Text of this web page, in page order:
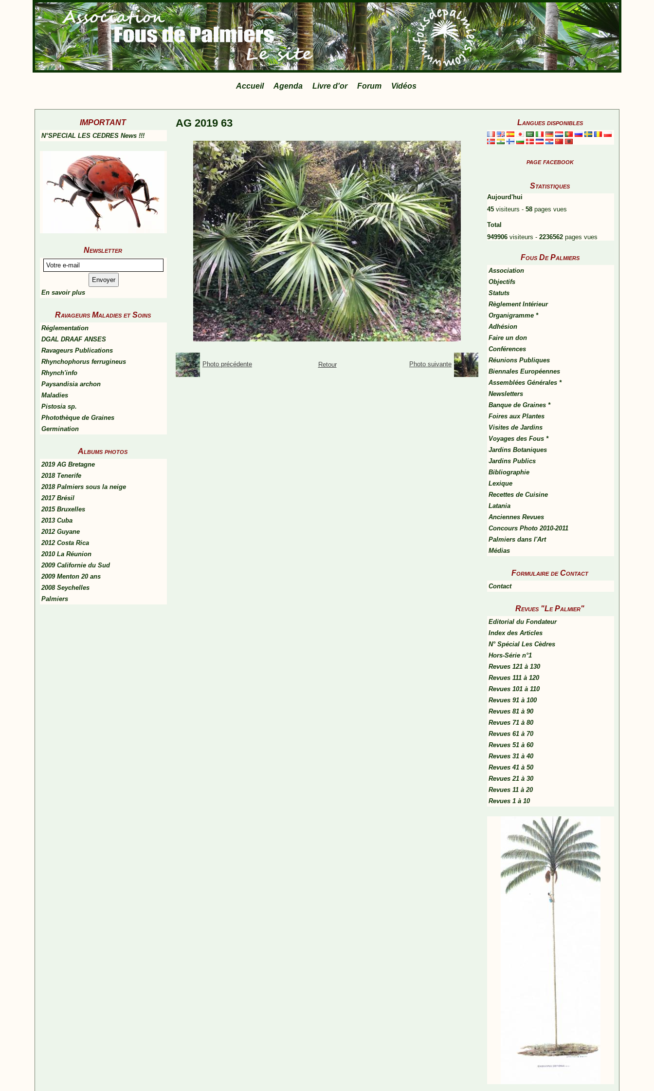
Accueil Agenda Livre d'or Forum Vidéos
IMPORTANT
N°SPECIAL LES CEDRES News !!!
Newsletter
En savoir plus
Ravageurs Maladies et Soins
Réglementation
DGAL DRAAF ANSES
Ravageurs Publications
Rhynchophorus ferrugineus
Rhynch'info
Paysandisia archon
Maladies
Pistosia sp.
Photothèque de Graines
Germination
Albums photos
2019 AG Bretagne
2018 Tenerife
2018 Palmiers sous la neige
2017 Brésil
2015 Bruxelles
2013 Cuba
2012 Guyane
2012 Costa Rica
2010 La Réunion
2009 Californie du Sud
2009 Menton 20 ans
2008 Seychelles
Palmiers
Langues disponibles
page facebook
Statistiques
Aujourd'hui
45 visiteurs - 58 pages vues
Total
949906 visiteurs - 2236562 pages vues
Fous De Palmiers
Association
Objectifs
Statuts
Règlement Intérieur
Organigramme *
Adhésion
Faire un don
Conférences
Réunions Publiques
Biennales Européennes
Assemblées Générales *
Newsletters
Banque de Graines *
Foires aux Plantes
Visites de Jardins
Voyages des Fous *
Jardins Botaniques
Jardins Publics
Bibliographie
Lexique
Recettes de Cuisine
Latania
Anciennes Revues
Concours Photo 2010-2011
Palmiers dans l'Art
Médias
Formulaire de Contact
Contact
Revues "Le Palmier"
Editorial du Fondateur
Index des Articles
N° Spécial Les Cèdres
Hors-Série n°1
Revues 121 à 130
Revues 111 à 120
Revues 101 à 110
Revues 91 à 100
Revues 81 à 90
Revues 71 à 80
Revues 61 à 70
Revues 51 à 60
Revues 31 à 40
Revues 41 à 50
Revues 21 à 30
Revues 11 à 20
Revues 1 à 10
AG 2019 63
Photo précédente Retour Photo suivante